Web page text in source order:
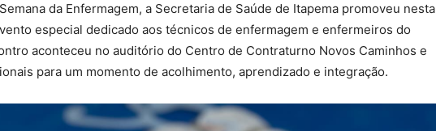
da Enfermagem, a Secretaria de Saúde de Itapema promoveu nesta
especial dedicado aos técnicos de enfermagem e enfermeiros do
aconteceu no auditório do Centro de Contraturno Novos Caminhos e
para um momento de acolhimento, aprendizado e integração.